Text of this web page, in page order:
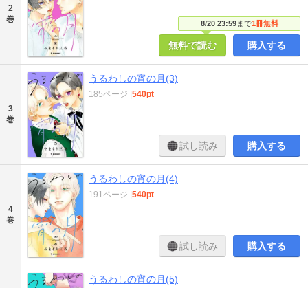
2
巻
8/20 23:59まで1冊無料
無料で読む 購入する
3
巻
うるわしの宵の月(3)
185ページ 540pt
試し読み 購入する
4
巻
うるわしの宵の月(4)
191ページ 540pt
試し読み 購入する
うるわしの宵の月(5)